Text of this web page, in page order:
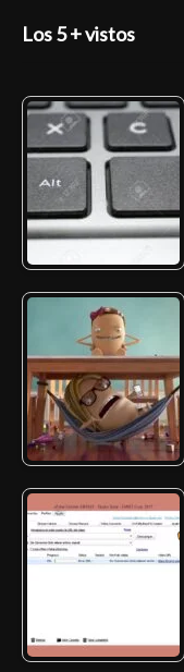
Los 5 + vistos